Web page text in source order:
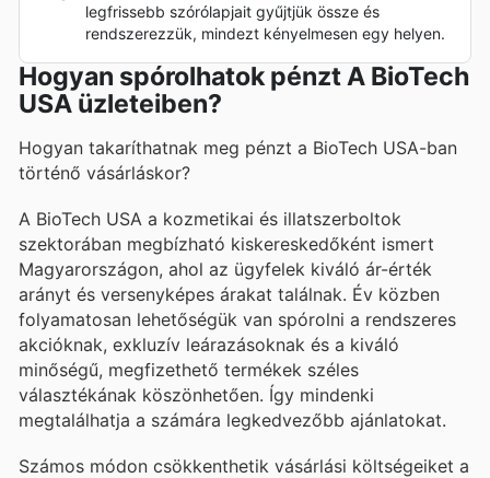
legfrissebb szórólapjait gyűjtjük össze és
rendszerezzük, mindezt kényelmesen egy helyen.
Hogyan spórolhatok pénzt A BioTech
USA üzleteiben?
Hogyan takaríthatnak meg pénzt a BioTech USA-ban
történő vásárláskor?
A BioTech USA a kozmetikai és illatszerboltok
szektorában megbízható kiskereskedőként ismert
Magyarországon, ahol az ügyfelek kiváló ár-érték
arányt és versenyképes árakat találnak. Év közben
folyamatosan lehetőségük van spórolni a rendszeres
akcióknak, exkluzív leárazásoknak és a kiváló
minőségű, megfizethető termékek széles
választékának köszönhetően. Így mindenki
megtalálhatja a számára legkedvezőbb ajánlatokat.
Számos módon csökkenthetik vásárlási költségeiket a